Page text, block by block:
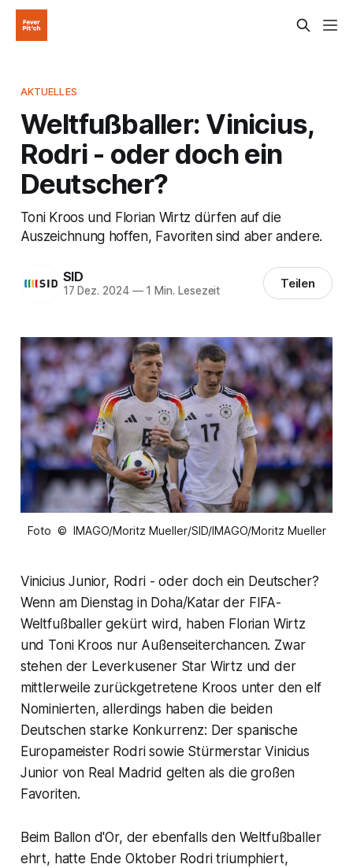
AKTUELLES
Weltfußballer: Vinicius,
Rodri - oder doch ein
Deutscher?
Toni Kroos und Florian Wirtz dürfen auf die
Auszeichnung hoffen, Favoriten sind aber andere.
SID
17 Dez. 2024 —1 Min. Lesezeit Teilen
Foto © IMAGO/Moritz Mueller/SID/IMAGO/Moritz Mueller
Vinicius Junior, Rodri - oder doch ein Deutscher?
Wenn am Dienstag in Doha/Katar der FIFA-
Weltfußballer gekürt wird, haben Florian Wirtz
und Toni Kroos nur Außenseiterchancen. Zwar
stehen der Leverkusener Star Wirtz und der
mittlerweile zurückgetretene Kroos unter den elf
Nominierten, allerdings haben die beiden
Deutschen starke Konkurrenz: Der spanische
Europameister Rodri sowie Stürmerstar Vinicius
Junior von Real Madrid gelten als die großen
Favoriten.
Beim Ballon d'Or, der ebenfalls den Weltfußballer
ehrt, hatte Ende Oktober Rodri triumphiert,